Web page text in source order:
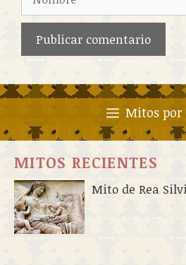
Mitos por
MITOS RECIENTES
Mito de Rea